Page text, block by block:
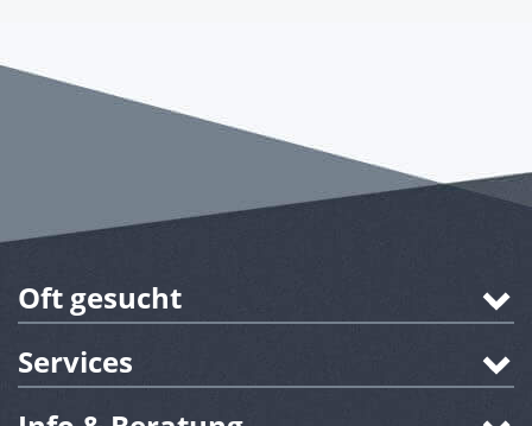
Oft gesucht
Services